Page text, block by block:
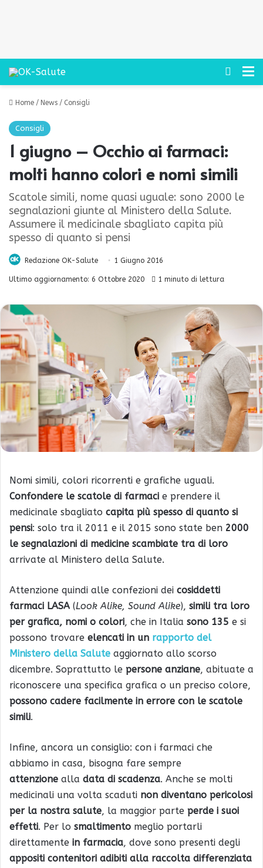
Cerca
Home / News / Consigli
Consigli
1 giugno – Occhio ai farmaci:
molti hanno colori e nomi simili
Scatole simili, nome quasi uguale: sono 2000 le
segnalazioni giunte al Ministero della Salute.
Assumere il medicinale sbagliato capita più
spesso di quanto si pensi
Redazione OK-Salute 1 Giugno 2016
Ultimo aggiornamento: 6 Ottobre 2020 1 minuto di lettura
Nomi simili, colori ricorrenti e grafiche uguali.
Confondere le scatole di farmaci e prendere il
medicinale sbagliato capita più spesso di quanto si
pensi: solo tra il 2011 e il 2015 sono state ben 2000
le segnalazioni di medicine scambiate tra di loro
arrivate al Ministero della Salute.
Attenzione quindi alle confezioni dei cosiddetti
farmaci LASA(Look Alike, Sound Alike), simili tra loro
per grafica, nomi o colori, che in Italia sono 135 e si
possono trovare elencati in un rapporto del
Ministero della Salute aggiornato allo scorso
dicembre. Soprattutto le persone anziane, abituate a
riconoscere una specifica grafica o un preciso colore,
possono cadere facilmente in errore con le scatole
simili.
Infine, ancora un consiglio: con i farmaci che
abbiamo in casa, bisogna fare sempre
attenzione alla data di scadenza. Anche se molti
medicinali una volta scaduti non diventano pericolosi
per la nostra salute, la maggior parte perde i suoi
effetti. Per lo smaltimento meglio portarli
direttamente in farmacia, dove sono presenti degli
appositi contenitori adibiti alla raccolta differenziata